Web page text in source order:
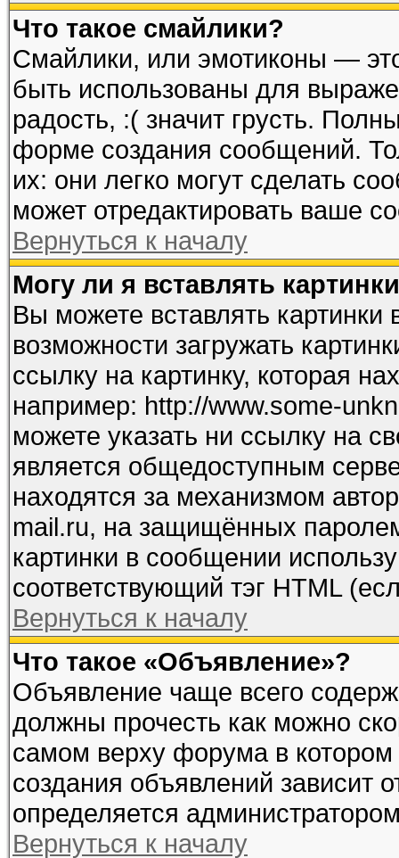
Что такое смайлики?
Смайлики, или эмотиконы —
быть использованы для
радость, :( значит грусть.
форме создания сообщений.
их: они легко могут сделать
может отредактировать ваше
Вернуться к началу
Могу ли я вставлять
Вы можете вставлять
возможности загружать
ссылку на картинку, которая
например: http://www.some-
можете указать ни ссылку на
является общедоступным
находятся за механизмом
mail.ru, на защищённых
картинки в сообщении
соответствующий тэг HTML
Вернуться к началу
Что такое «Объявление»?
Объявление чаще всего
должны прочесть как можно
самом верху форума в
создания объявлений зависит
определяется
Вернуться к началу